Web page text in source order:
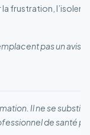
frustration,
pas un avis
Il ne se
de santé